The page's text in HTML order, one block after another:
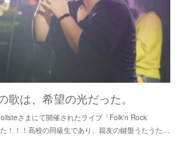
歌は、希望の光だった。
さまにて開催されたライブ「Folk'n Rock
！！！高校の同級生であり、親友の鍵盤うたうた…